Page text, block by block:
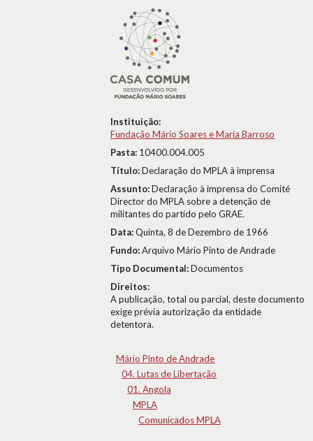
Instituição:
Fundação Mário Soares e Maria Barroso
Pasta: 10400.004.005
Título:Declaração do MPLA à imprensa
Assunto:Declaração à imprensa do Comité
Director do MPLA sobre a detenção de
militantes do partido pelo GRAE.
Data:Quinta, 8 de Dezembro de 1966
Fundo:Arquivo Mário Pinto de Andrade
Tipo Documental:Documentos
Direitos:
A publicação, total ou parcial, deste documento
exige prévia autorização da entidade
detentora.
Mário Pinto de Andrade
04. Lutas de Libertação
01. Angola
MPLA
Comunicados MPLA